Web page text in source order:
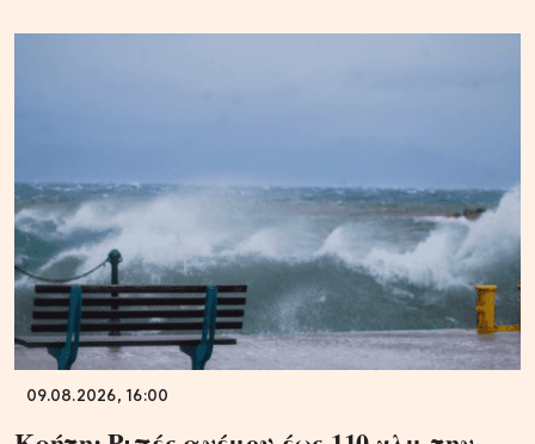
09.08.2026, 16:00